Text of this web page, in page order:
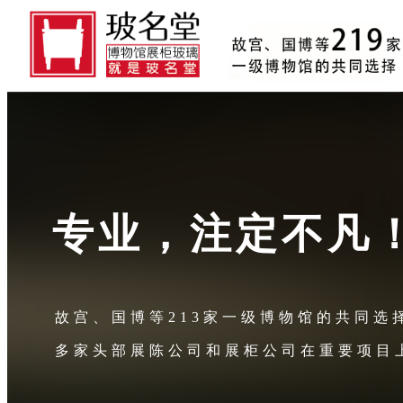
专业，注定不凡
故宫、国博等213家一级博物馆的共同选
多家头部展陈公司和展柜公司在重要项目